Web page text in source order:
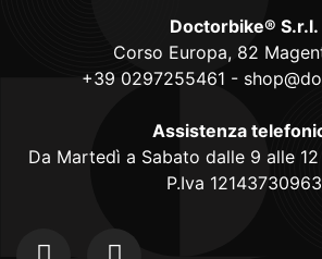
Doctorbike® S.r.l.
Corso Europa, 82
+39 0297255461 -
Assistenza
Da Martedì a Sabato dalle 9 alle
P.Iva 12143730963